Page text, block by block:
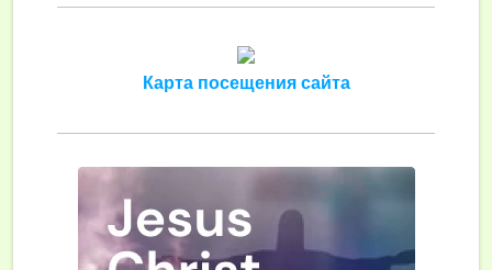
Карта посещения сайта